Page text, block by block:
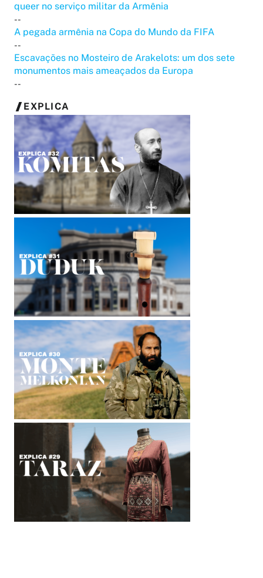
queer no serviço militar da Armênia
--
A pegada armênia na Copa do Mundo da FIFA
--
Escavações no Mosteiro de Arakelots: um dos sete
monumentos mais ameaçados da Europa
--
EXPLICA